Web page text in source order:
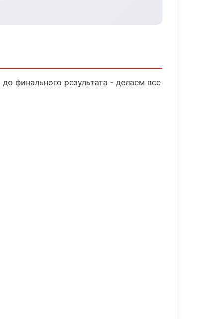
финального результата - делаем все